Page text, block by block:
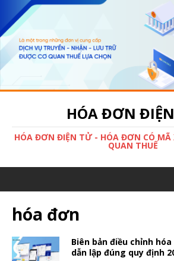
HÓA ĐƠN
HÓA ĐƠN ĐIỆN TỬ - HÓA ĐƠN CÓ MÃ
QUAN THUẾ
hóa đơn
Biên bản điều chỉnh
dẫn lập đúng quy định